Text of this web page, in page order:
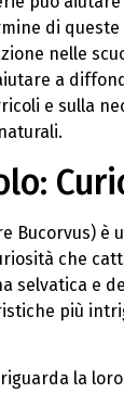
di queste
nelle
a
e sulla
Bucorvus) è
che
selvatica e
più
la loro